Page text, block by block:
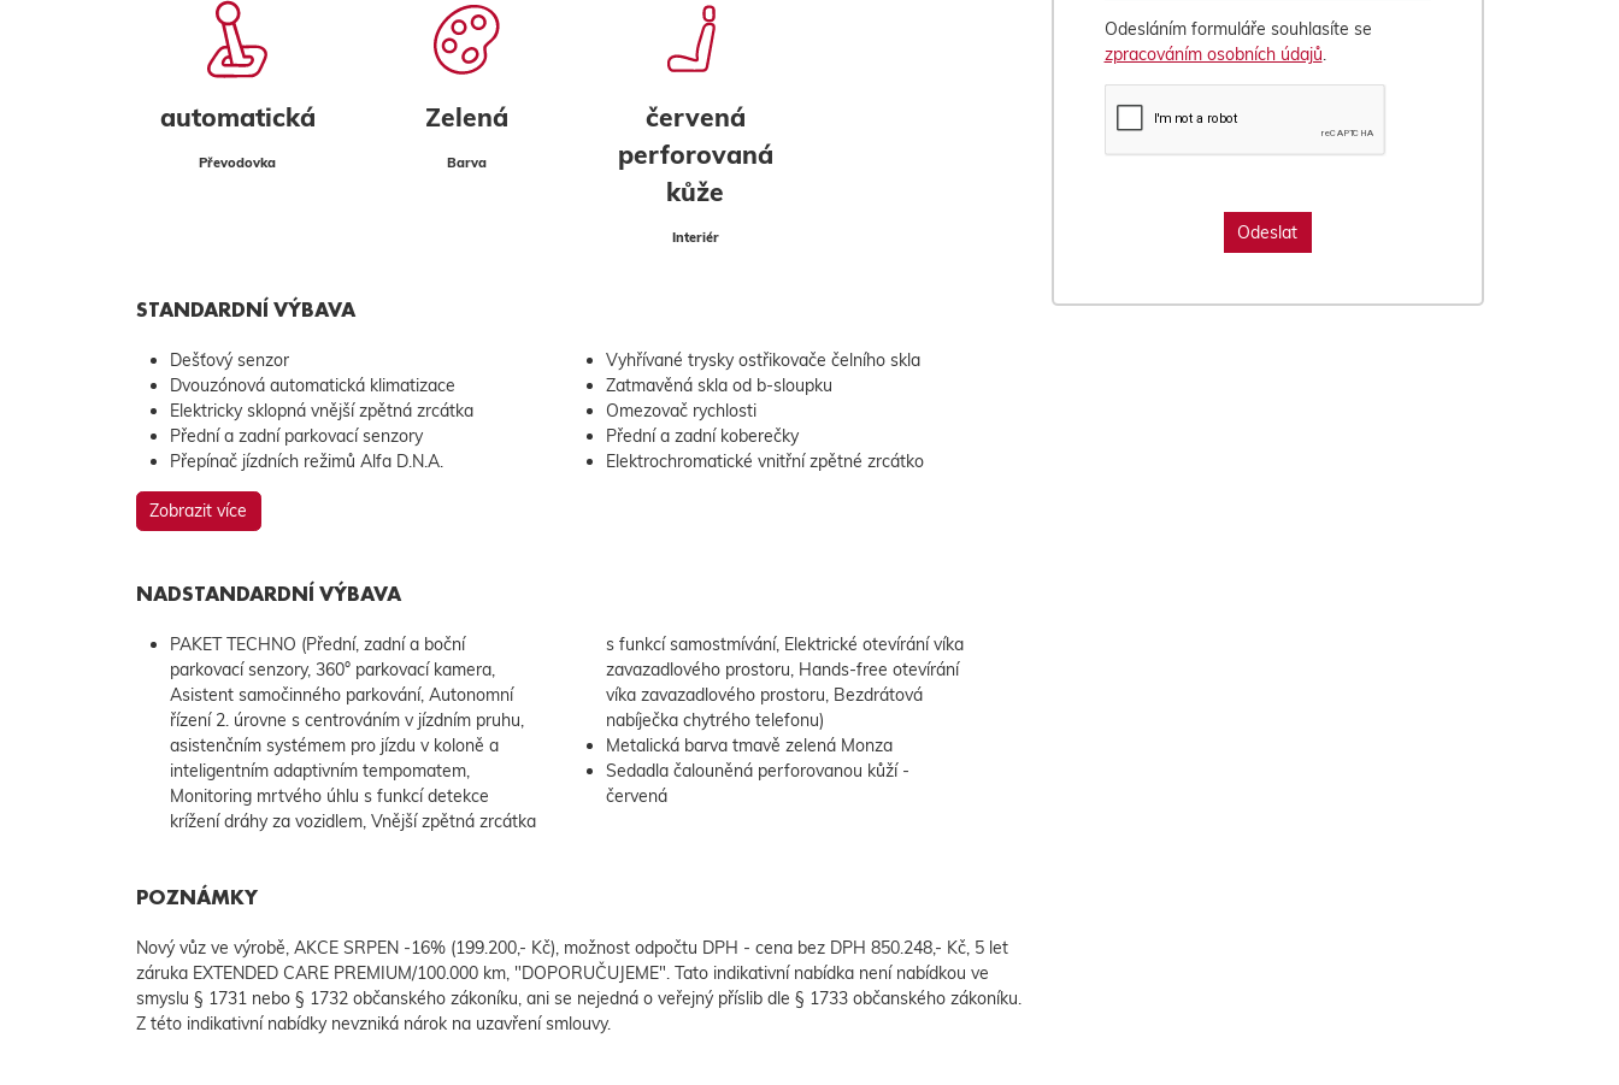
automatická
Převodovka
Zelená
Barva
červená
perforovaná
kůže
Interiér
STANDARDNÍ VÝBAVA
Dešťový senzor
Dvouzónová automatická klimatizace
Elektricky sklopná vnější zpětná zrcátka
Přední a zadní parkovací senzory
Přepínač jízdních režimů Alfa D.N.A.
Vyhřívané trysky ostřikovače čelního skla
Zatmavěná skla od b-sloupku
Omezovač rychlosti
Přední a zadní koberečky
Elektrochromatické vnitřní zpětné zrcátko
Zobrazit více
NADSTANDARDNÍ VÝBAVA
PAKET TECHNO (Přední, zadní a boční
parkovací senzory, 360° parkovací kamera,
Asistent samočinného parkování, Autonomní
řízení 2. úrovne s centrováním v jízdním pruhu,
asistenčním systémem pro jízdu v koloně a
inteligentním adaptivním tempomatem,
Monitoring mrtvého úhlu s funkcí detekce
krížení dráhy za vozidlem, Vnější zpětná zrcátka
s funkcí samostmívání, Elektrické otevírání víka
zavazadlového prostoru, Hands-free otevírání
víka zavazadlového prostoru, Bezdrátová
nabíječka chytrého telefonu)
Metalická barva tmavě zelená Monza
Sedadla čalouněná perforovanou kůží -
červená
POZNÁMKY
Nový vůz ve výrobě, AKCE SRPEN -16% (199.200,- Kč), možnost odpočtu DPH - cena bez DPH 850.248,- Kč, 5 let
záruka EXTENDED CARE PREMIUM/100.000 km, "DOPORUČUJEME". Tato indikativní nabídka není nabídkou ve
smyslu § 1731 nebo § 1732 občanského zákoníku, ani se nejedná o veřejný příslib dle § 1733 občanského zákoníku.
Z této indikativní nabídky nevzniká nárok na uzavření smlouvy.
Odesláním formuláře souhlasíte se
zpracováním osobních údajů.